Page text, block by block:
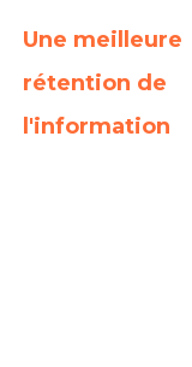
Une meilleure
rétention de
l'information